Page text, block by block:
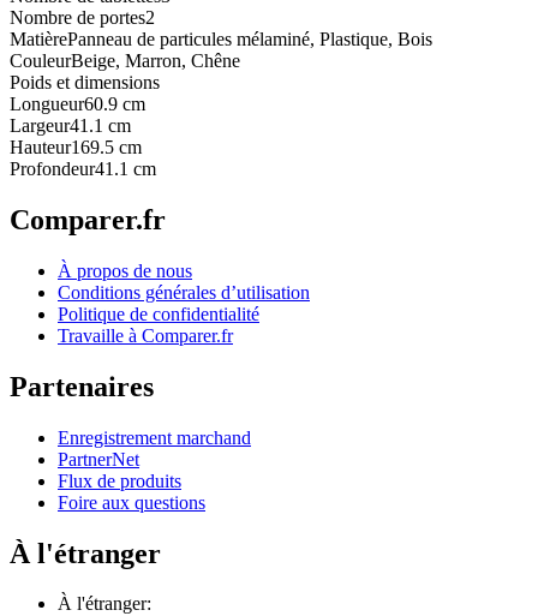
Nombre de portes2
MatièrePanneau de particules mélaminé, Plastique, Bois
CouleurBeige, Marron, Chêne
Poids et dimensions
Longueur60.9 cm
Largeur41.1 cm
Hauteur169.5 cm
Profondeur41.1 cm
Comparer.fr
À propos de nous
Conditions générales d’utilisation
Politique de confidentialité
Travaille à Comparer.fr
Partenaires
Enregistrement marchand
PartnerNet
Flux de produits
Foire aux questions
À l'étranger
À l'étranger: